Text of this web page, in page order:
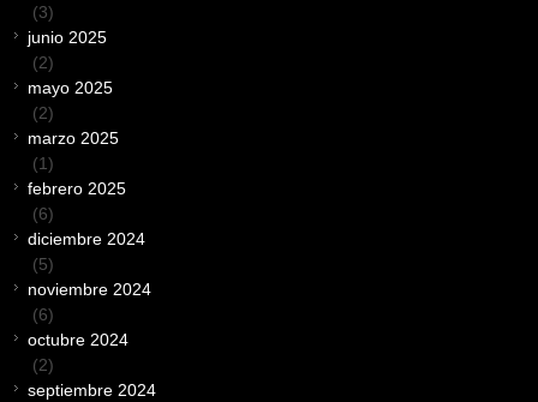
(3)
junio 2025
(2)
mayo 2025
(2)
marzo 2025
(1)
febrero 2025
(6)
diciembre 2024
(5)
noviembre 2024
(6)
octubre 2024
(2)
septiembre 2024